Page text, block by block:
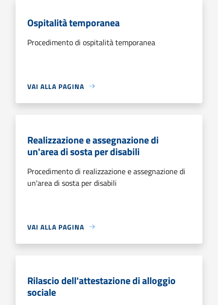
Ospitalità temporanea
Procedimento di ospitalità temporanea
VAI ALLA PAGINA
Realizzazione e assegnazione di
un'area di sosta per disabili
Procedimento di realizzazione e assegnazione di
un'area di sosta per disabili
VAI ALLA PAGINA
Rilascio dell'attestazione di alloggio
sociale